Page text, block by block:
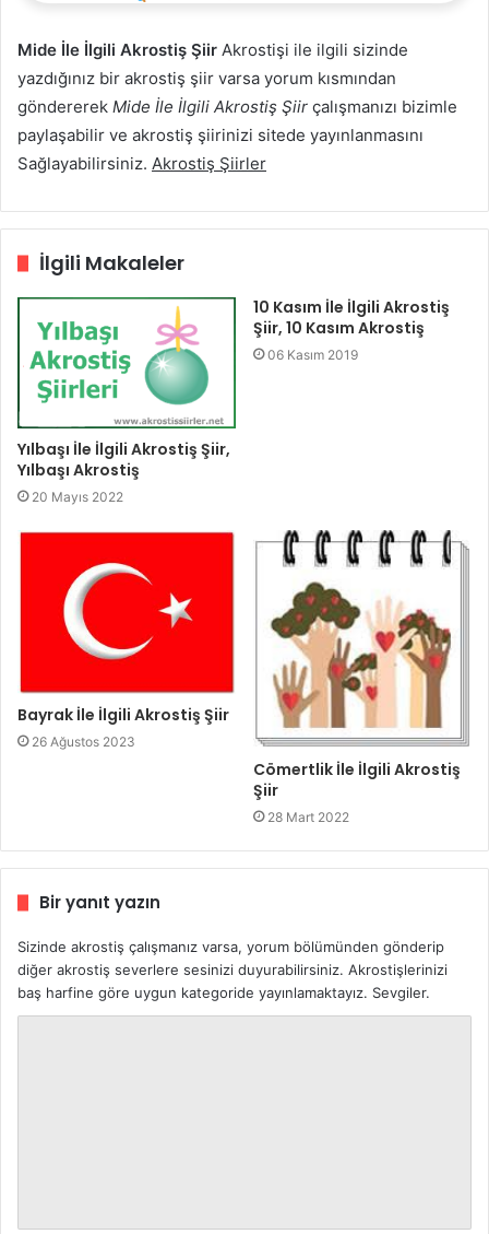
Mide İle İlgili Akrostiş Şiir Akrostişi ile ilgili sizinde
yazdığınız bir akrostiş şiir varsa yorum kısmından
göndererek Mide İle İlgili Akrostiş Şiir çalışmanızı bizimle
paylaşabilir ve akrostiş şiirinizi sitede yayınlanmasını
Sağlayabilirsiniz. Akrostiş Şiirler
İlgili Makaleler
Yılbaşı İle İlgili Akrostiş Şiir,
Yılbaşı Akrostiş
20 Mayıs 2022
10 Kasım İle İlgili Akrostiş
Şiir, 10 Kasım Akrostiş
06 Kasım 2019
Bayrak İle İlgili Akrostiş Şiir
26 Ağustos 2023
Cömertlik İle İlgili Akrostiş
Şiir
28 Mart 2022
Bir yanıt yazın
Sizinde akrostiş çalışmanız varsa, yorum bölümünden gönderip
diğer akrostiş severlere sesinizi duyurabilirsiniz. Akrostişlerinizi
baş harfine göre uygun kategoride yayınlamaktayız. Sevgiler.